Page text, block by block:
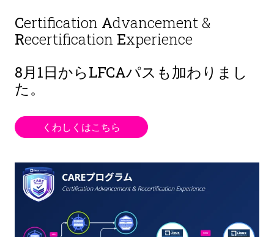
Certification Advancement &
Recertification Experience
8月1日からLFCAパスも加わりまし
た。
くわしくはこちら